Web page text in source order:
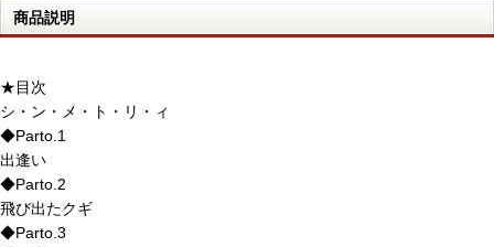
商品説明
★目次
シ・ン・メ・ト・リ・ィ
◆Parto.1
出逢い
◆Parto.2
飛び出たクギ
◆Parto.3